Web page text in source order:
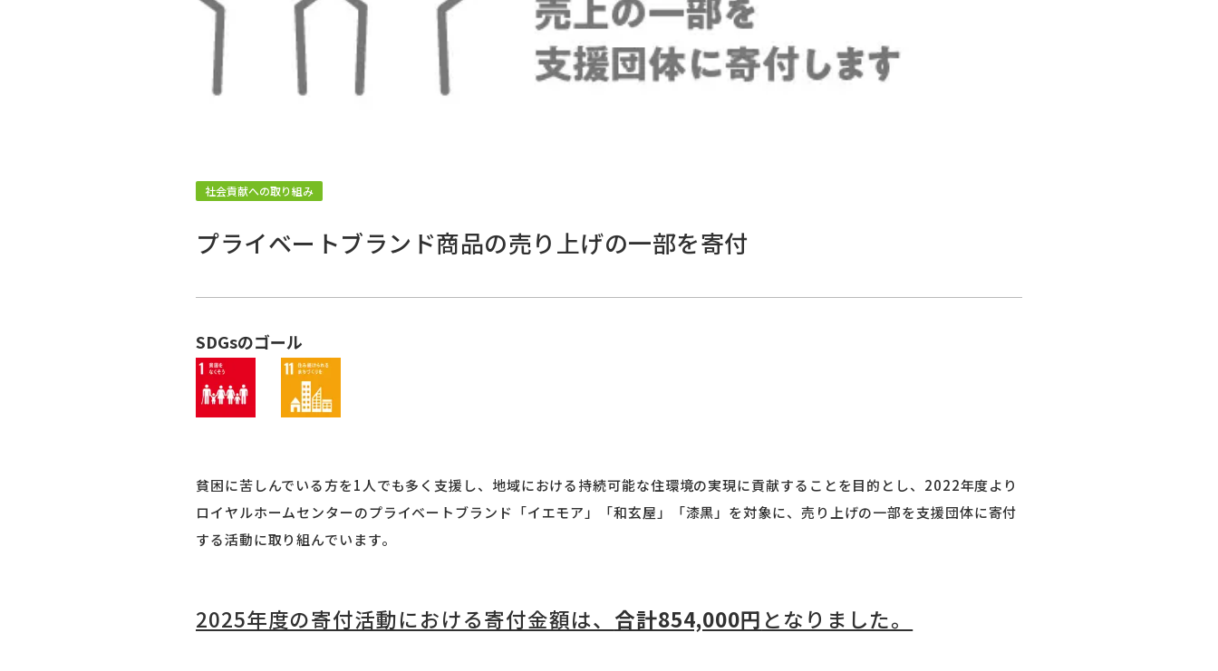
社会貢献への取り組み
プライベートブランド商品の売り上げの一部を寄付
SDGsのゴール
貧困に苦しんでいる方を1人でも多く支援し、地域における持続可能な住環境の実現に貢献することを目的とし、2022年度より
ロイヤルホームセンターのプライベートブランド「イエモア」「和玄屋」「漆黒」を対象に、売り上げの一部を支援団体に寄付
する活動に取り組んでいます。
2025年度の寄付活動における寄付金額は、 合計854,000円 となりました。